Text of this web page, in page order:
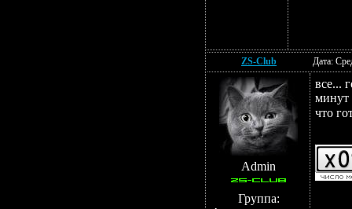
ZS-Club Дата:
Admin
Группа:
все...
минут
что